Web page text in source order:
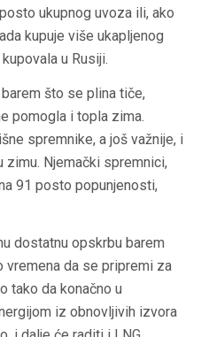
ukupnog uvoza ili, ako
kupuje više ukapljenog
u Rusiji.
što se plina tiče,
pomogla i topla zima.
spremnike, a još važnije, i
zimu. Njemački spremnici,
91 posto popunjenosti,
dostatnu opskrbu barem
vremena da se pripremi za
tako da konačno u
iz obnovljivih izvora